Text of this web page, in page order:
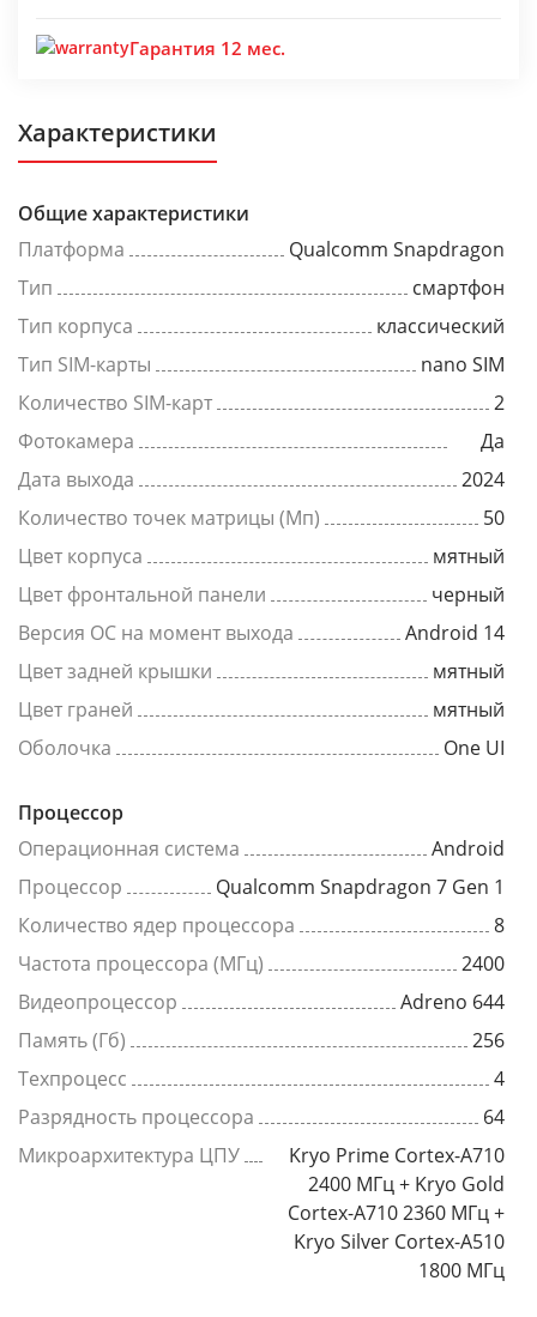
Гарантия 12 мес.
Характеристики
Общие характеристики
Платформа
Qualcomm Snapdragon
Тип
смартфон
Тип корпуса
классический
Тип SIM-карты
nano SIM
Количество SIM-карт
2
Фотокамера
Да
Дата выхода
2024
Количество точек матрицы (Мп)
50
Цвет корпуса
мятный
Цвет фронтальной панели
черный
Версия ОС на момент выхода
Android 14
Цвет задней крышки
мятный
Цвет граней
мятный
Оболочка
One UI
Процессор
Операционная система
Android
Процессор
Qualcomm Snapdragon 7 Gen 1
Количество ядер процессора
8
Частота процессора (МГц)
2400
Видеопроцессор
Adreno 644
Память (Гб)
256
Техпроцесс
4
Разрядность процессора
64
Микроархитектура ЦПУ
Kryo Prime Cortex-A710
2400 МГц + Kryo Gold
Cortex-A710 2360 МГц +
Kryo Silver Cortex-A510
1800 МГц